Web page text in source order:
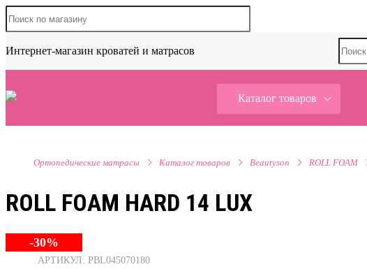
Интернет-магазин кроватей и матрасов
Каталог товаров
Ортопедические матрасы Каталог товаров Beautyson ROLL FOAM
ROLL FOAM HARD 14 LUX
-30%
АРТИКУЛ: PBL045070180